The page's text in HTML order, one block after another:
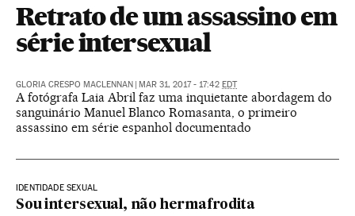
Retrato de um assassino em
série intersexual
GLORIA CRESPO MACLENNAN | MAR 31, 2017 - 17:42 EDT
A fotógrafa Laia Abril faz uma inquietante abordagem do
sanguinário Manuel Blanco Romasanta, o primeiro
assassino em série espanhol documentado
IDENTIDADE SEXUAL
Sou intersexual, não hermafrodita